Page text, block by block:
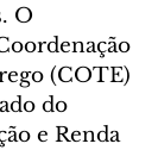
O
(COTE)
do
e Renda